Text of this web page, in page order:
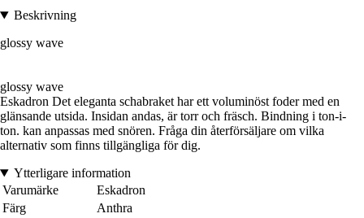
Beskrivning
glossy wave
glossy wave
Eskadron Det eleganta schabraket har ett voluminöst foder med en
glänsande utsida. Insidan andas, är torr och fräsch. Bindning i ton-i-
ton. kan anpassas med snören. Fråga din återförsäljare om vilka
alternativ som finns tillgängliga för dig.
Ytterligare information
Varumärke
Eskadron
Färg
Anthra